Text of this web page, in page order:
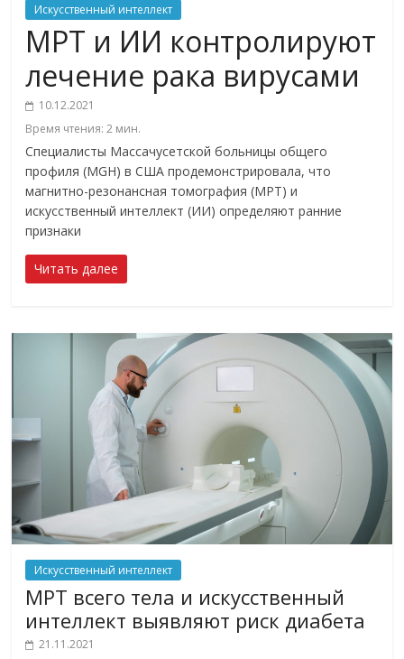
Искусственный интеллект
МРТ и ИИ контролируют
лечение рака вирусами
10.12.2021
Время чтения:2 мин.
Специалисты Массачусетской больницы общего
профиля (MGH) в США продемонстрировала, что
магнитно-резонансная томография (МРТ) и
искусственный интеллект (ИИ) определяют ранние
признаки
Читать далее
Искусственный интеллект
МРТ всего тела и искусственный
интеллект выявляют риск диабета
21.11.2021